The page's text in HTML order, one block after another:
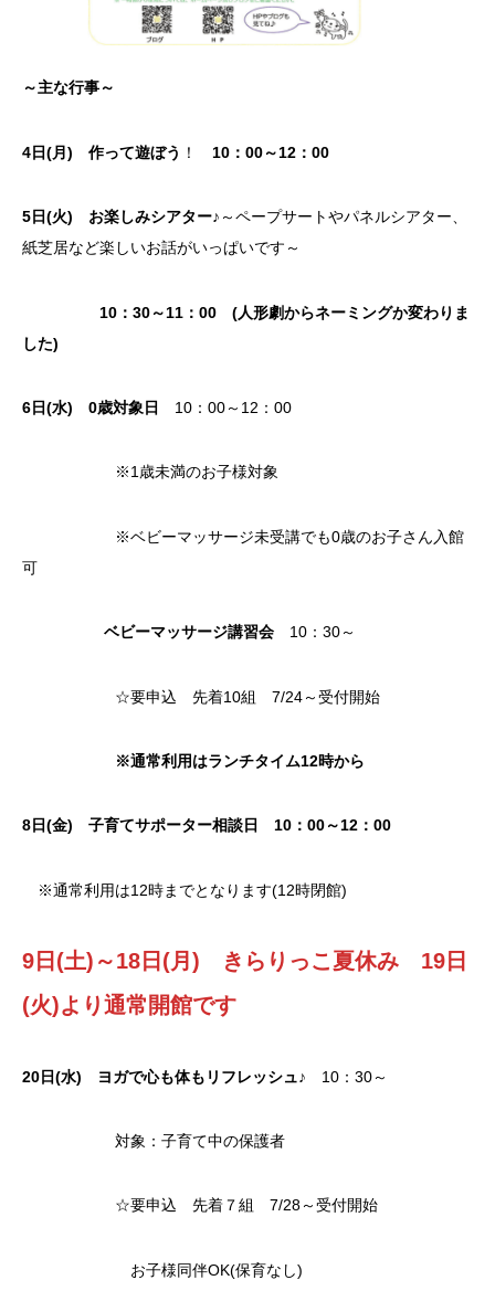
～主な行事～
4日(月) 作って遊ぼう ！ 10：00～12：00
5日(火) お楽しみシアター♪ ～ペープサートやパネルシアター、
紙芝居など楽しいお話がいっぱいです～
10：30～11：00 (人形劇からネーミングか変わりま
した)
6日(水) 0歳対象日 10：00～12：00
※1歳未満のお子様対象
※ベビーマッサージ未受講でも0歳のお子さん入館
可
ベビーマッサージ講習会 10：30～
☆要申込 先着10組 7/24～受付開始
※通常利用はランチタイム12時から
8日(金) 子育てサポーター相談日 10：00～12：00
※通常利用は12時までとなります(12時閉館)
9日(土)～18日(月) きらりっこ夏休み 19日
(火)より通常開館です
20日(水) ヨガで心も体もリフレッシュ♪ 10：30～
対象：子育て中の保護者
☆要申込 先着７組 7/28～受付開始
お子様同伴OK(保育なし)